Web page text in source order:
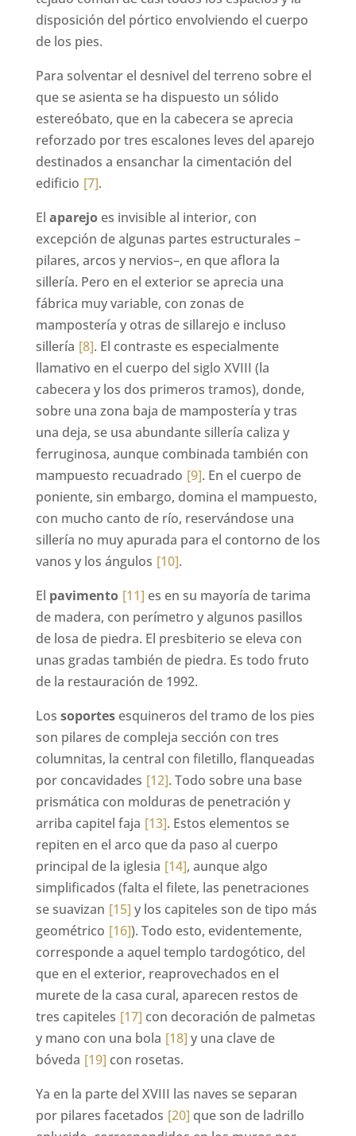
disposición del pórtico envolviendo el cuerpo
de los pies.
Para solventar el desnivel del terreno sobre el
que se asienta se ha dispuesto un sólido
estereóbato, que en la cabecera se aprecia
reforzado por tres escalones leves del aparejo
destinados a ensanchar la cimentación del
edificio [7].
El aparejoes invisible al interior, con
excepción de algunas partes estructurales –
pilares, arcos y nervios–, en que aflora la
sillería. Pero en el exterior se aprecia una
fábrica muy variable, con zonas de
mampostería y otras de sillarejo e incluso
sillería [8]. El contraste es especialmente
llamativo en el cuerpo del siglo XVIII (la
cabecera y los dos primeros tramos), donde,
sobre una zona baja de mampostería y tras
una deja, se usa abundante sillería caliza y
ferruginosa, aunque combinada también con
mampuesto recuadrado [9]. En el cuerpo de
poniente, sin embargo, domina el mampuesto,
con mucho canto de río, reservándose una
sillería no muy apurada para el contorno de los
vanos y los ángulos [10].
El pavimento [11] es en su mayoría de tarima
de madera, con perímetro y algunos pasillos
de losa de piedra. El presbiterio se eleva con
unas gradas también de piedra. Es todo fruto
de la restauración de 1992.
Los soportesesquineros del tramo de los pies
son pilares de compleja sección con tres
columnitas, la central con filetillo, flanqueadas
por concavidades [12]. Todo sobre una base
prismática con molduras de penetración y
arriba capitel faja [13]. Estos elementos se
repiten en el arco que da paso al cuerpo
principal de la iglesia [14], aunque algo
simplificados (falta el filete, las penetraciones
se suavizan [15] y los capiteles son de tipo más
geométrico [16]). Todo esto, evidentemente,
corresponde a aquel templo tardogótico, del
que en el exterior, reaprovechados en el
murete de la casa cural, aparecen restos de
tres capiteles [17] con decoración de palmetas
y mano con una bola [18] y una clave de
bóveda [19] con rosetas.
Ya en la parte del XVIII las naves se separan
por pilares facetados [20] que son de ladrillo